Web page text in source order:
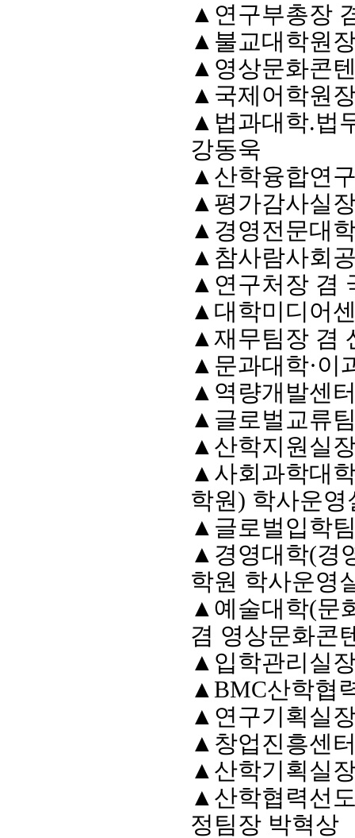
이사장 인사말
연혁·사업실적
역대 이사장
결산 공시
총동창
모교 소
지부·지
언론에
동창회
포토뉴
영상갤
▲ 연구부총장
▲ 불교대학원
▲ 영상문화콘
▲ 국제어학원
▲ 법과대학.법
강동욱
▲ 산학융합연
▲ 평가감사실
▲ 경영전문대
▲ 참사람사회
▲ 연구처장 겸
▲ 대학미디어
▲ 재무팀장 겸
▲ 문과대학·이
▲ 역량개발센
▲ 글로벌교류
▲ 산학지원실
▲ 사회과학대
학원) 학사운영
▲ 글로벌입학
▲ 경영대학(경
학원 학사운영
▲ 예술대학(문
겸 영상문화콘
▲ 입학관리실
▲ BMC산학협
▲ 연구기획실
▲ 창업진흥센
▲ 산학기획실
▲ 산학협력선
정팀장 박혁상